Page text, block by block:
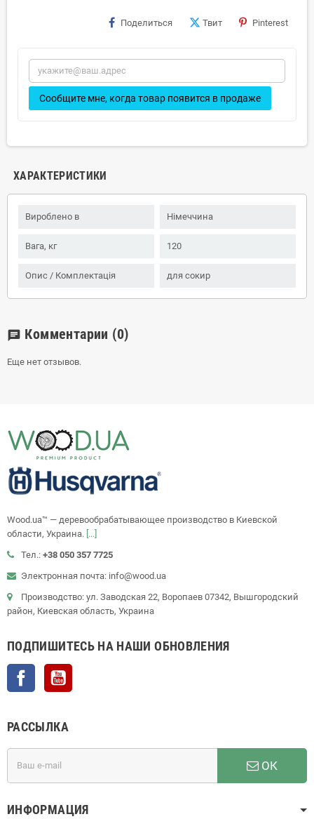
Поделиться Твит Pinterest
Сообщите мне, когда товар появится в продаже
ХАРАКТЕРИСТИКИ
Вироблено в Німеччина
Вага, кг 120
Опис / Комплектація для сокир
chat Комментарии (0)
Еще нет отзывов.
Wood.ua™ — деревообрабатывающее производство в Киевской
области, Украина. [...]
Тел.: +38 050 357 7725
Электронная почта: info@wood.ua
Производство: ул. Заводская 22, Воропаев 07342, Вышгородский
район, Киевская область, Украина
ПОДПИШИТЕСЬ НА НАШИ ОБНОВЛЕНИЯ
Facebook
РАССЫЛКА
ОК
ИНФОРМАЦИЯ